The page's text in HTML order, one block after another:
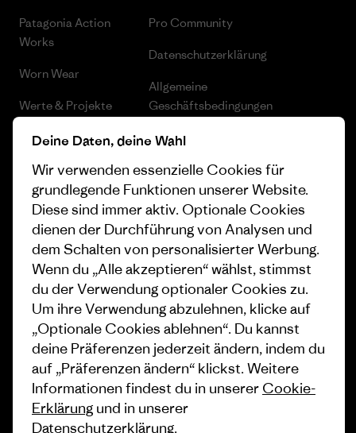
Patagonia Action
Works
Worn Wear
Werte & Projekte
Progress Report
Business Unusual
Klimaziele
1% For The Planet
Wie wir finanzieren
Geschenkgutscheine
Stores in deiner Nähe
Pro Community
Datenschutzerklärung
Allgemeine
Geschäftsbedingungen
Cookie Einstellungen
Karriere
Pressekontakt
Industry program
Affiliate-Programm
Patagonia Schweiz
Seitenverzeichnis
© 2026 Patagonia, Inc. All Rights Reserved.
Deine Daten, deine Wahl
Wir verwenden essenzielle Cookies für
grundlegende Funktionen unserer Website.
Diese sind immer aktiv. Optionale Cookies
dienen der Durchführung von Analysen und
dem Schalten von personalisierter Werbung.
Wenn du „Alle akzeptieren“ wählst, stimmst
du der Verwendung optionaler Cookies zu.
Um ihre Verwendung abzulehnen, klicke auf
„Optionale Cookies ablehnen“. Du kannst
deine Präferenzen jederzeit ändern, indem du
auf „Präferenzen ändern“ klickst. Weitere
Informationen findest du in unserer Cookie-
Erklärung und in unserer
Datenschutzerklärung.